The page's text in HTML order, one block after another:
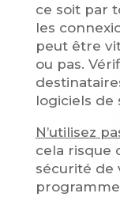
ce soit par
les
peut être
ou pas.
logiciels de
N’utilisez
cela risque
sécurité de